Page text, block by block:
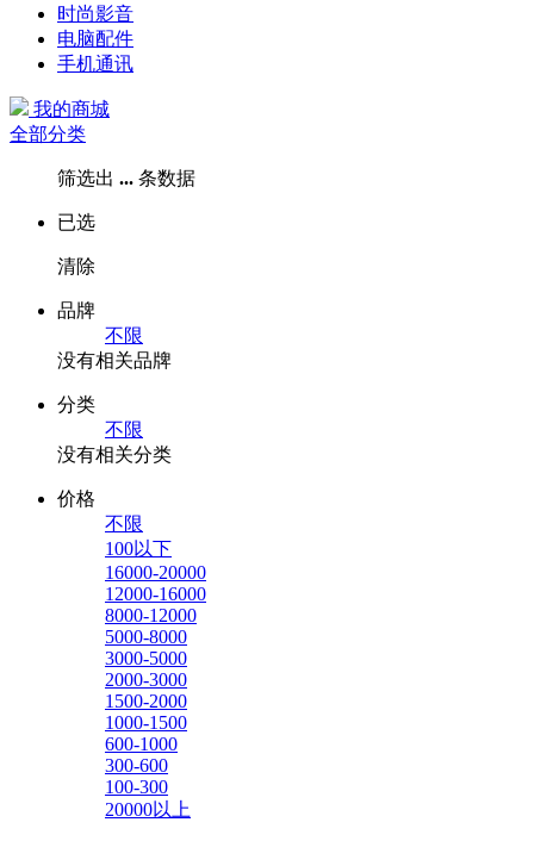
时尚影音
电脑配件
手机通讯
我的商城
全部分类
筛选出 ... 条数据
已选
清除
品牌
不限
没有相关品牌
分类
不限
没有相关分类
价格
不限
100以下
16000-20000
12000-16000
8000-12000
5000-8000
3000-5000
2000-3000
1500-2000
1000-1500
600-1000
300-600
100-300
20000以上